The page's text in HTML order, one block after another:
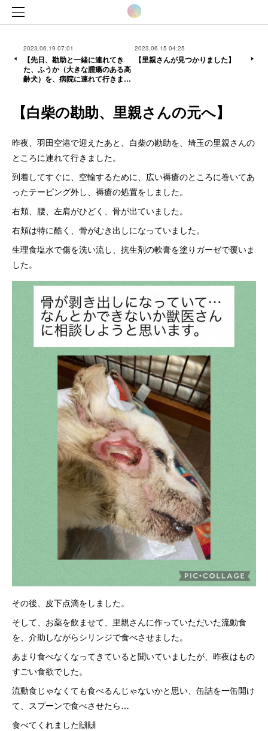
2023.06.19 07:01
【先日、勘助と一緒に連れてき
た、ふうか（大きな腫瘍のある高
齢犬）を、病院に連れて行きま…
2023.06.15 04:25
【里親さんが見つかりました】
【白柴の勘助、里親さんの元へ】
昨夜、羽田空港で迎えたあと、白柴の勘助を、埼玉の里親さんの
ところに連れて行きました。
到着してすぐに、空輸するために、広い褥瘡のところに巻いてあ
ったテーピング外し、褥瘡の処置をしました。
右頬、腰、左肩がひどく、骨が出ていました。
右頬は特に酷く、骨がむき出しになっていました。
生理食塩水で傷を洗い流し、抗生剤の軟膏を塗りガーゼで覆いま
した。
その後、皮下点滴をしました。
そして、お薬を飲ませて、里親さんに作っていただいた流動食
を、介助しながらシリンジで食べさせました。
あまり食べなくなってきていると聞いていましたが、昨夜はもの
すごい食欲でした。
流動食じゃなくても食べるんじゃないかと思い、缶詰を一缶開け
て、スプーンで食べさせたら…
食べてくれました🙌🙌